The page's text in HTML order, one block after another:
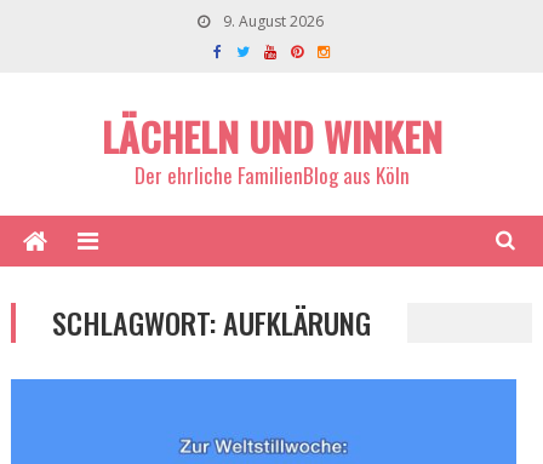
9. August 2026
LÄCHELN UND WINKEN
Der ehrliche FamilienBlog aus Köln
SCHLAGWORT:AUFKLÄRUNG